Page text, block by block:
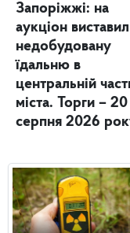
Запоріжжі: на
аукціон
недобудовану
їдальню в
центральній
міста. Торги – 20
серпня 2026